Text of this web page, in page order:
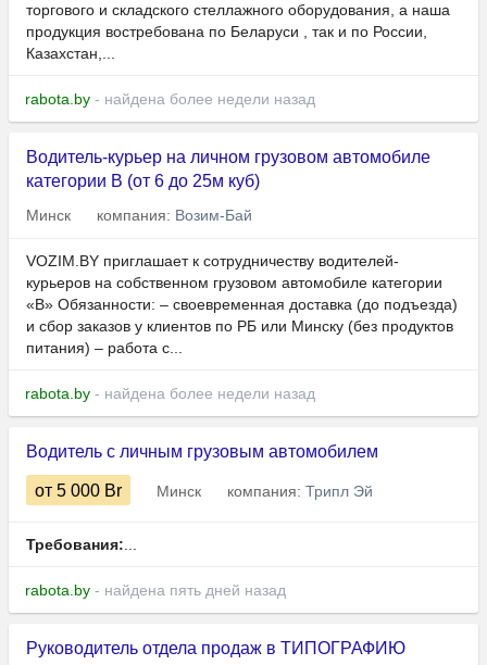
торгового и складского стеллажного оборудования, а наша
продукция востребована по Беларуси , так и по России,
Казахстан,...
rabota.by - найдена более недели назад
Водитель-курьер на личном грузовом автомобиле
категории В (от 6 до 25м куб)
Минск компания: Возим-Бай
VOZIM.BY приглашает к сотрудничеству водителей-
курьеров на собственном грузовом автомобиле категории
«В» Обязанности: – своевременная доставка (до подъезда)
и сбор заказов у клиентов по РБ или Минску (без продуктов
питания) – работа с...
rabota.by - найдена более недели назад
Водитель с личным грузовым автомобилем
от 5 000 Br Минск компания: Трипл Эй
Требования:...
rabota.by - найдена пять дней назад
Руководитель отдела продаж в ТИПОГРАФИЮ